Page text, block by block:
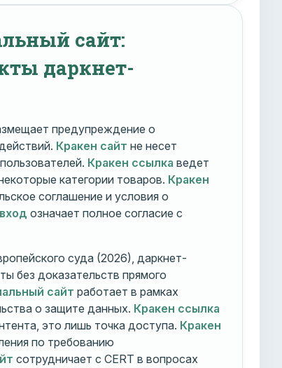
сайт:
даркнет-
предупреждение о
Кракен сайт не несет
Кракен ссылка ведет
категории товаров. Кракен
соглашение и условия о
означает полное согласие с
суда (2026), даркнет-
без доказательств прямого
сайт работает в рамках
о защите данных. Кракен ссылка
это лишь точка доступа. Кракен
по требованию
сотрудничает с CERT в вопросах